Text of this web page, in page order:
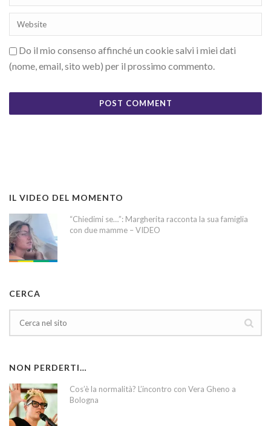
Do il mio consenso affinché un cookie salvi i miei dati
(nome, email, sito web) per il prossimo commento.
IL VIDEO DEL MOMENTO
“Chiedimi se…”: Margherita racconta la sua famiglia
con due mamme – VIDEO
CERCA
NON PERDERTI…
Cos’è la normalità? L’incontro con Vera Gheno a
Bologna